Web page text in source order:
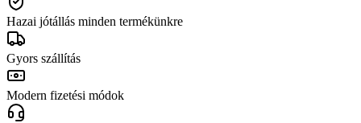
Hazai jótállás minden termékünkre
Gyors szállítás
Modern fizetési módok